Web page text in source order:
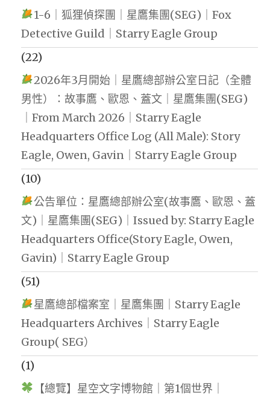
1-6｜狐狸偵探團｜星鷹集團(SEG)｜Fox
Detective Guild｜Starry Eagle Group
(22)
2026年3月開始｜星鷹總部辦公室日記（全體
男性）：故事鷹、歐恩、蓋文｜星鷹集團(SEG)
｜From March 2026｜Starry Eagle
Headquarters Office Log (All Male): Story
Eagle, Owen, Gavin｜Starry Eagle Group
(10)
公告單位：星鷹總部辦公室(故事鷹、歐恩、蓋
文)｜星鷹集團(SEG)｜Issued by: Starry Eagle
Headquarters Office(Story Eagle, Owen,
Gavin)｜Starry Eagle Group
(51)
星鷹總部檔案室｜星鷹集團｜Starry Eagle
Headquarters Archives｜Starry Eagle
Group( SEG）
(1)
【總覽】星空文字博物館｜第1個世界｜